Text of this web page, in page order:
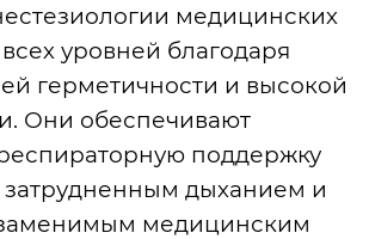
медицинских
уровней благодаря
герметичности и высокой
Они обеспечивают
поддержку
дыханием и
медицинским